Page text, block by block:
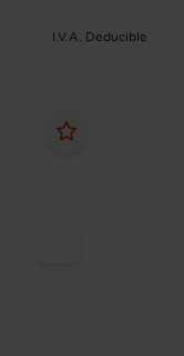
I.V.A. Deducible